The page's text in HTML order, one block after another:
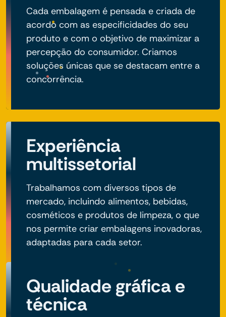
Cada embalagem é pensada e criada de
acordo com as especificidades do seu
produto e com o objetivo de maximizar a
percepção do consumidor. Criamos
soluções únicas que se destacam entre a
concorrência.
Experiência
multissetorial
Trabalhamos com diversos tipos de
mercado, incluindo alimentos, bebidas,
cosméticos e produtos de limpeza, o que
nos permite criar embalagens inovadoras,
adaptadas para cada setor.
Qualidade gráfica e
técnica